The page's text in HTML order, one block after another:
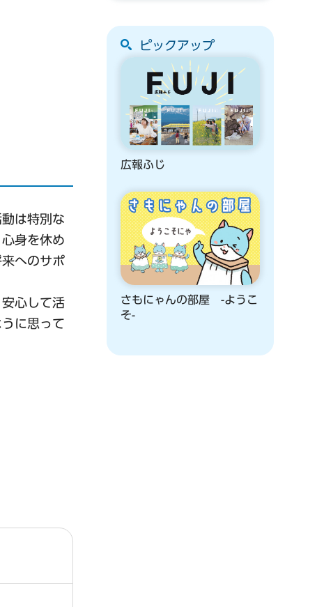
は特別な
身を休め
へのサポ
心して活
に思って
ピックアップ
広報ふじ
さもにゃんの部屋 -ようこ
そ-